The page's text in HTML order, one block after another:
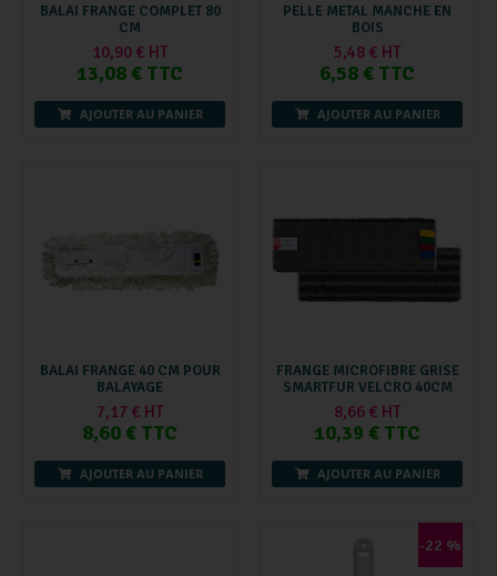
BALAI FRANGE COMPLET 80
CM
10,90 € HT
13,08 € TTC
AJOUTER AU PANIER
PELLE METAL MANCHE EN
BOIS
5,48 € HT
6,58 € TTC
AJOUTER AU PANIER
BALAI FRANGE 40 CM POUR
BALAYAGE
7,17 € HT
8,60 € TTC
AJOUTER AU PANIER
FRANGE MICROFIBRE GRISE
SMARTFUR VELCRO 40CM
8,66 € HT
10,39 € TTC
AJOUTER AU PANIER
-22 %